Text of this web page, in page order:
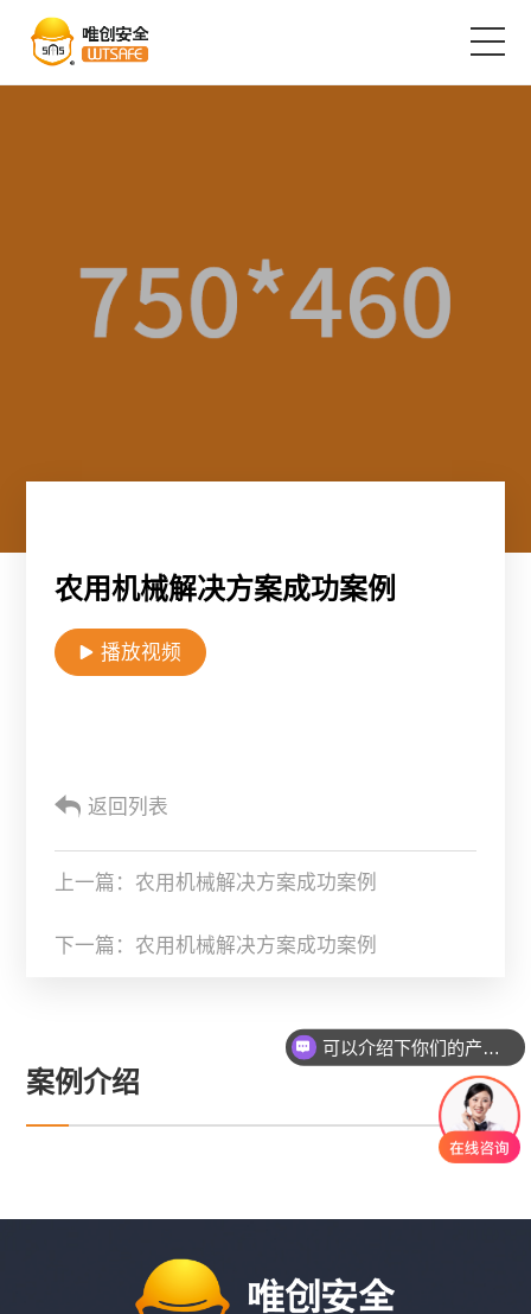
解决方案
EN
农用机械解决方案成功案例
播放视频
返回列表
上一篇：农用机械解决方案成功案例
下一篇：农用机械解决方案成功案例
案例介绍